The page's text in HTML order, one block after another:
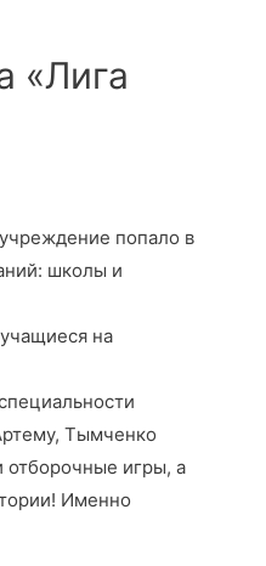
«Лига
попало в
школы и
на
Тымченко
отборочные игры, а
Именно